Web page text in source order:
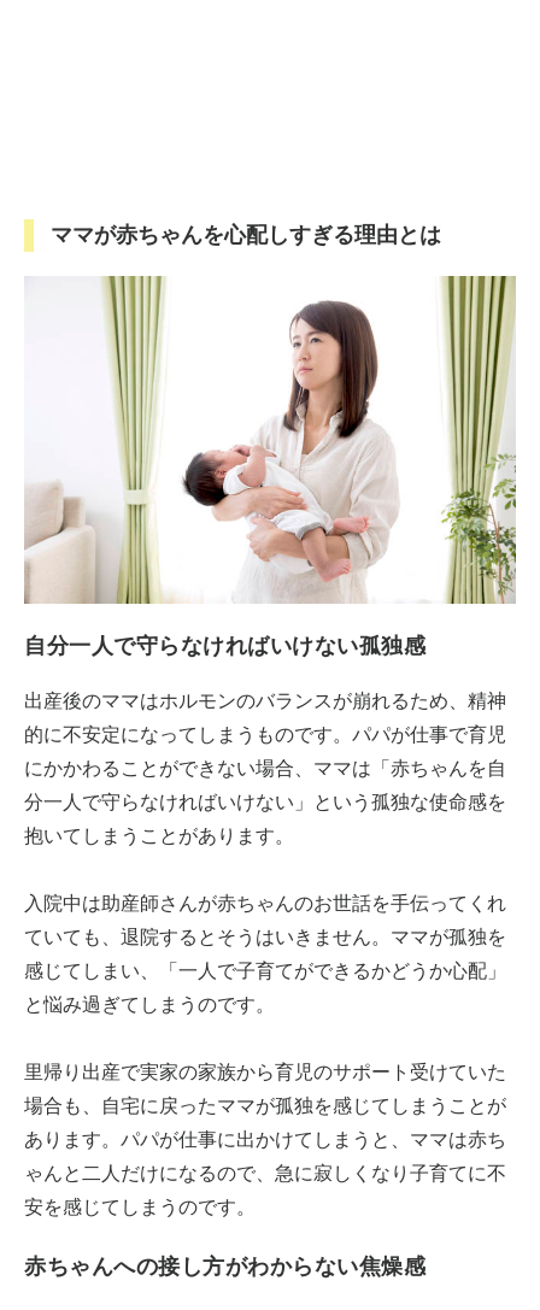
ママが赤ちゃんを心配しすぎる理由とは
自分一人で守らなければいけない孤独感
出産後のママはホルモンのバランスが崩れるため、精神
的に不安定になってしまうものです。パパが仕事で育児
にかかわることができない場合、ママは「赤ちゃんを自
分一人で守らなければいけない」という孤独な使命感を
抱いてしまうことがあります。
入院中は助産師さんが赤ちゃんのお世話を手伝ってくれ
ていても、退院するとそうはいきません。ママが孤独を
感じてしまい、「一人で子育てができるかどうか心配」
と悩み過ぎてしまうのです。
里帰り出産で実家の家族から育児のサポート受けていた
場合も、自宅に戻ったママが孤独を感じてしまうことが
あります。パパが仕事に出かけてしまうと、ママは赤ち
ゃんと二人だけになるので、急に寂しくなり子育てに不
安を感じてしまうのです。
赤ちゃんへの接し方がわからない焦燥感